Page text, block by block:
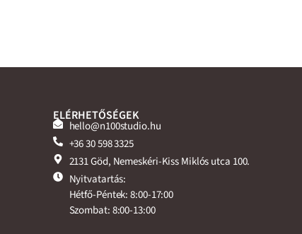
ELÉRHETŐSÉGEK
hello@n100studio.hu
+36 30 598 3325
2131 Göd, Nemeskéri-Kiss Miklós utca 100.
Nyitvatartás:
Hétfő-Péntek: 8:00-17:00
Szombat: 8:00-13:00